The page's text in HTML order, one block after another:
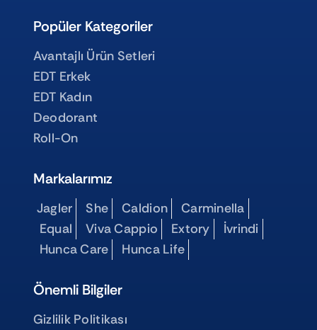
Popüler Kategoriler
Avantajlı Ürün Setleri
EDT Erkek
EDT Kadın
Deodorant
Roll-On
Markalarımız
Jagler She Caldion
Carminella
Equal
Viva Cappio Extory
İvrindi
Hunca Care
Hunca Life
Önemli Bilgiler
Gizlilik Politikası